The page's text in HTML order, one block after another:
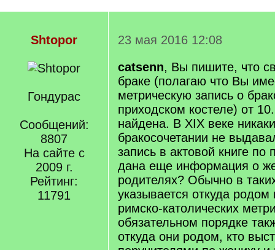
Shtopor
Гондурас
Сообщений:
8807
На сайте с
2009 г.
Рейтинг:
11791
23 мая 2016 12:08
catsenn, Вы пишите, что
браке (полагаю что Вы
метрическую запись о
приходском костеле) от
найдена. В XIX веке
бракосочетании не
запись в актовой книге по
дана еще информация о
родителях? Обычно в
указывается откуда
римско-католических
обязательном порядке
откуда они родом, кто